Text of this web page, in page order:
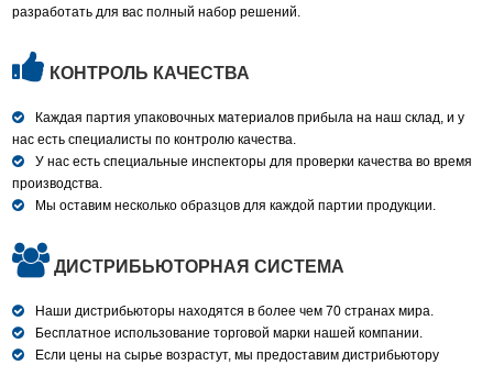
разработать для вас полный набор решений.
КОНТРОЛЬ КАЧЕСТВА
Каждая партия упаковочных материалов прибыла на наш склад, и у
нас есть специалисты по контролю качества.
У нас есть специальные инспекторы для проверки качества во время
производства.
Мы оставим несколько образцов для каждой партии продукции.
ДИСТРИБЬЮТОРНАЯ СИСТЕМА
Наши дистрибьюторы находятся в более чем 70 странах мира.
Бесплатное использование торговой марки нашей компании.
Если цены на сырье возрастут, мы предоставим дистрибьютору